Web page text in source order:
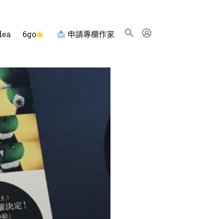
6go 申請專欄作家